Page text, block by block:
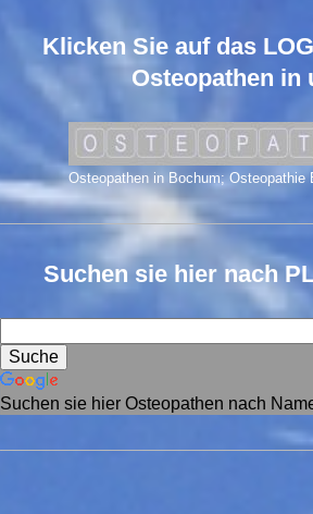
Klicken Sie auf das
Osteopathen in
Osteopathen in Bochum; Osteopathie
Suchen sie hier nach
Suchen sie hier Osteopathen nach